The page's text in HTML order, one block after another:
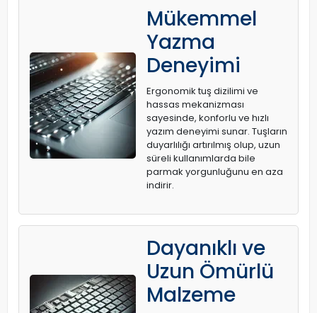
Mükemmel
Yazma
Deneyimi
Ergonomik tuş dizilimi ve
hassas mekanizması
sayesinde, konforlu ve hızlı
yazım deneyimi sunar. Tuşların
duyarlılığı artırılmış olup, uzun
süreli kullanımlarda bile
parmak yorgunluğunu en aza
indirir.
Dayanıklı ve
Uzun Ömürlü
Malzeme